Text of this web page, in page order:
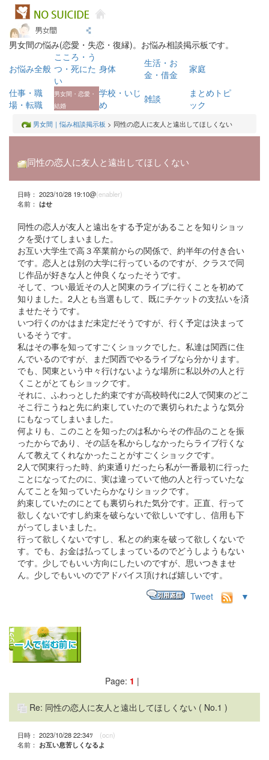
男女間の悩み(恋愛・失恋・復縁)。お悩み相談掲示板です。
お悩み全般
こころ・う
つ・死にた
い
身体
生活・お
金・借金
家庭
仕事・職
場・転職
男女間・恋愛・
結婚
学校・いじ
め
雑談
まとめトピ
ック
男女間｜悩み相談掲示板 > 同性の恋人に友人と遠出してほしくない
同性の恋人に友人と遠出してほしくない
日時： 2023/10/28 19:10@(enabler)
名前： はせ
同性の恋人が友人と遠出をする予定があることを知りショッ
クを受けてしまいました。
お互い大学生で高３卒業前からの関係で、約半年の付き合い
です。恋人とは別の大学に行っているのですが、クラスで同
じ作品が好きな人と仲良くなったそうです。
そして、つい最近その人と関東のライブに行くことを初めて
知りました。2人とも当選もして、既にチケットの支払いを済
ませたそうです。
いつ行くのかはまだ未定だそうですが、行く予定は決まって
いるそうです。
私はその事を知ってすごくショックでした。私達は関西に住
んでいるのですが、まだ関西でやるライブなら分かります。
でも、関東という中々行けないような場所に私以外の人と行
くことがとてもショックです。
それに、ふわっとした約束ですが高校時代に2人で関東のどこ
そこ行こうねと先に約束していたので裏切られたような気分
にもなってしまいました。
何よりも、このことを知ったのは私からその作品のことを振
ったからであり、その話を私からしなかったらライブ行くな
んて教えてくれなかったことがすごくショックです。
2人で関東行った時、約束通りだったら私が一番最初に行った
ことになってたのに、実は違っていて他の人と行っていたな
んてことを知っていたらかなりショックです。
約束していたのにとても裏切られた気分です。正直、行って
欲しくないですし約束を破らないで欲しいですし、信用も下
がってしまいました。
行って欲しくないですし、私との約束を破って欲しくないで
す。でも、お金は払ってしまっているのでどうしようもない
です。少しでもいい方向にしたいのですが、思いつきませ
ん。少しでもいいのでアドバイス頂ければ嬉しいです。
Tweet
▼
Page: 1 |
Re: 同性の恋人に友人と遠出してほしくない ( No.1 )
日時： 2023/10/28 22:34ﾂ (ocn)
名前： お互い息苦しくなるよ